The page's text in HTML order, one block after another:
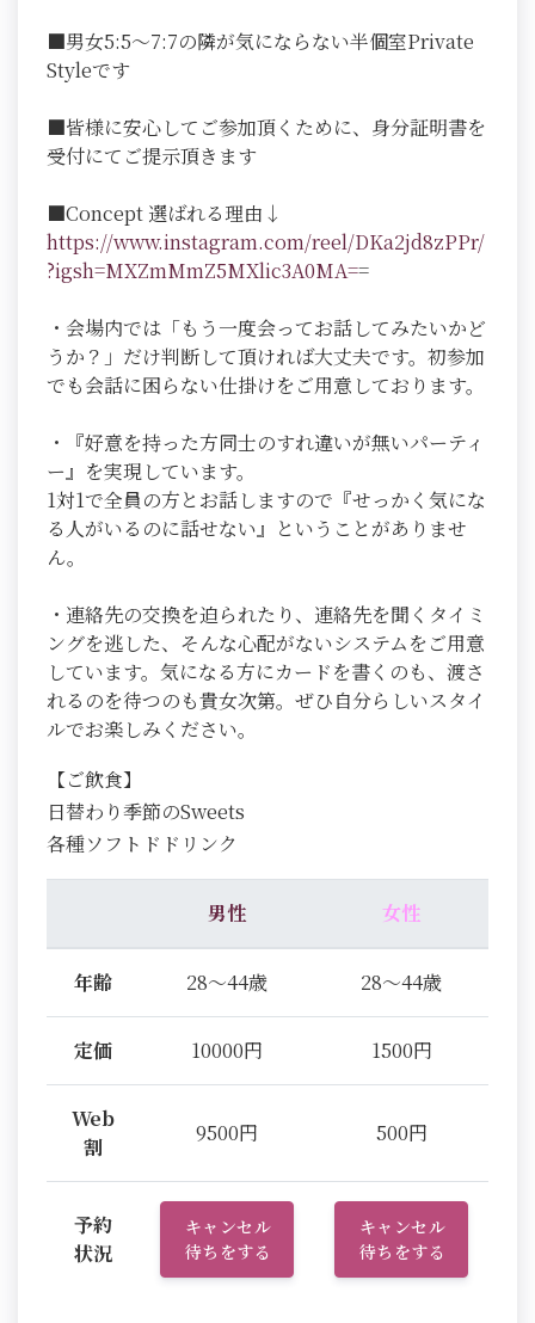
■男女5:5～7:7の隣が気にならない半個室Private
Styleです
■皆様に安心してご参加頂くために、身分証明書を
受付にてご提示頂きます
■Concept 選ばれる理由↓
https://www.instagram.com/reel/DKa2jd8zPPr/
?igsh=MXZmMmZ5MXlic3A0MA==
・会場内では「もう一度会ってお話してみたいかど
うか？」だけ判断して頂ければ大丈夫です。初参加
でも会話に困らない仕掛けをご用意しております。
・『好意を持った方同士のすれ違いが無いパーティ
ー』を実現しています。
1対1で全員の方とお話しますので『せっかく気にな
る人がいるのに話せない』ということがありませ
ん。
・連絡先の交換を迫られたり、連絡先を聞くタイミ
ングを逃した、そんな心配がないシステムをご用意
しています。気になる方にカードを書くのも、渡さ
れるのを待つのも貴女次第。ぜひ自分らしいスタイ
ルでお楽しみください。
【ご飲食】
日替わり季節のSweets
各種ソフトドドリンク
男性 女性
年齢 28～44歳 28～44歳
定価 10000円 1500円
Web
割
9500円 500円
予約
状況
キャンセル
待ちをする
キャンセル
待ちをする